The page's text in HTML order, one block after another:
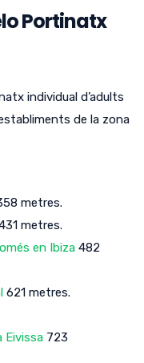
Portinatx
individual d’adults
de la zona
metres.
metres.
en Ibiza 482
621 metres.
Eivissa 723